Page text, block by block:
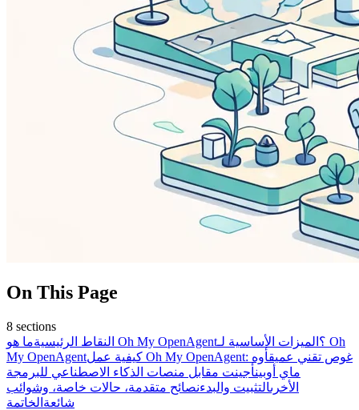
On This Page
8 sections
النقاط الرئيسية
ما هو Oh My OpenAgent؟ الميزات الأساسية لـ Oh
My OpenAgent
كيفية عمل Oh My OpenAgent: غوص تقني عميقأوه
ماي أوبينأجينت مقابل منصات الذكاء الاصطناعي للبرمجة
الأخرىالتثبيت والبدءنصائح متقدمة، حالات خاصة، وشوائب
شائعة الخاتمة